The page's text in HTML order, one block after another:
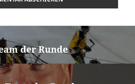
der Runde